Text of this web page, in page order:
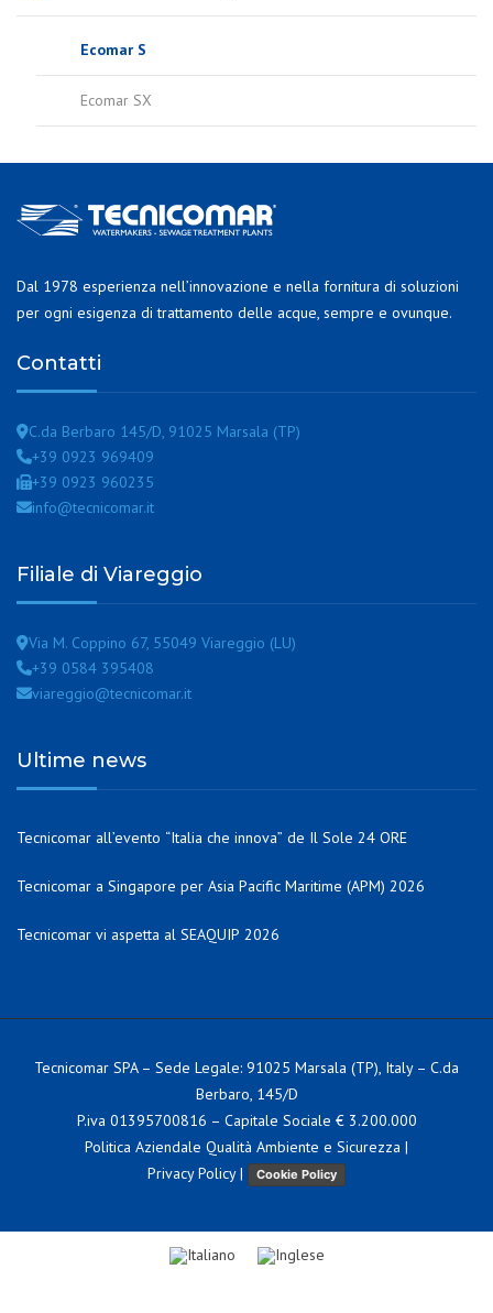
Ecomar S
Ecomar SX
Dal 1978 esperienza nell’innovazione e nella fornitura di soluzioni
per ogni esigenza di trattamento delle acque, sempre e ovunque.
Contatti
C.da Berbaro 145/D, 91025 Marsala (TP)
+39 0923 969409
+39 0923 960235
info@tecnicomar.it
Filiale di Viareggio
Via M. Coppino 67, 55049 Viareggio (LU)
+39 0584 395408
viareggio@tecnicomar.it
Ultime news
Tecnicomar all’evento “Italia che innova” de Il Sole 24 ORE
Tecnicomar a Singapore per Asia Pacific Maritime (APM) 2026
Tecnicomar vi aspetta al SEAQUIP 2026
Tecnicomar SPA – Sede Legale: 91025 Marsala (TP), Italy – C.da
Berbaro, 145/D
P.iva 01395700816 – Capitale Sociale € 3.200.000
Politica Aziendale Qualità Ambiente e Sicurezza |
Privacy Policy| Cookie Policy